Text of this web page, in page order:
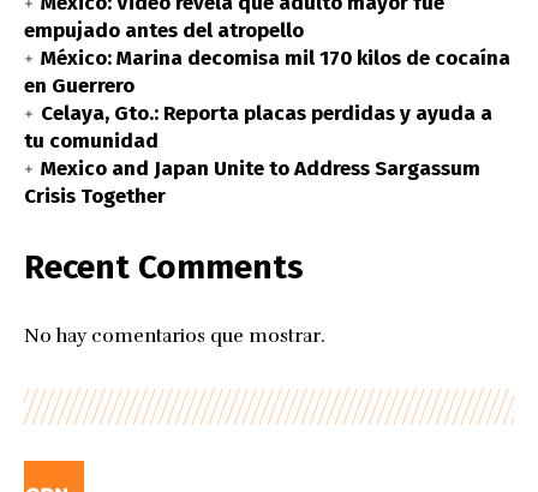
empujado antes del atropello
México: Marina decomisa mil 170 kilos de cocaína
en Guerrero
Celaya, Gto.: Reporta placas perdidas y ayuda a
tu comunidad
Mexico and Japan Unite to Address Sargassum
Crisis Together
Recent Comments
No hay comentarios que mostrar.